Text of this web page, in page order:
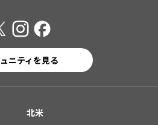
ニティを見る
北米